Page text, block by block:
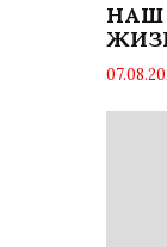
НАШ